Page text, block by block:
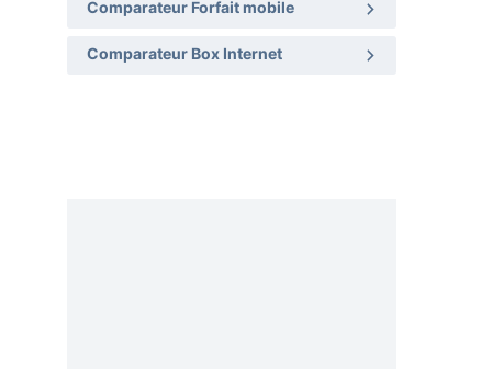
Comparateur Forfait mobile
Comparateur Box Internet